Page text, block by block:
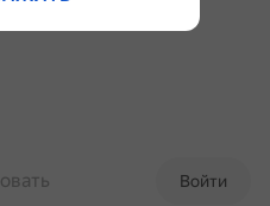
Войти